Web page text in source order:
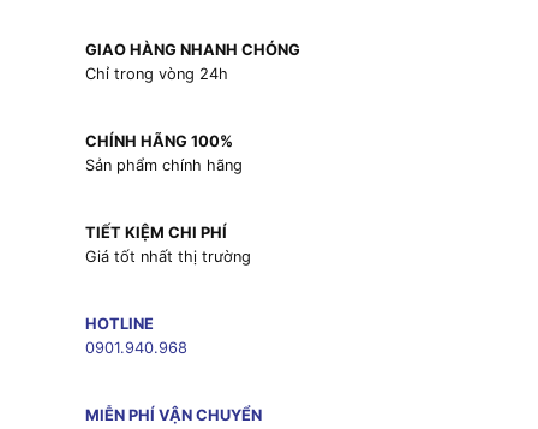
GIAO HÀNG NHANH CHÓNG
Chỉ trong vòng 24h
CHÍNH HÃNG 100%
Sản phẩm chính hãng
TIẾT KIỆM CHI PHÍ
Giá tốt nhất thị trường
HOTLINE
0901.940.968
MIỄN PHÍ VẬN CHUYỂN